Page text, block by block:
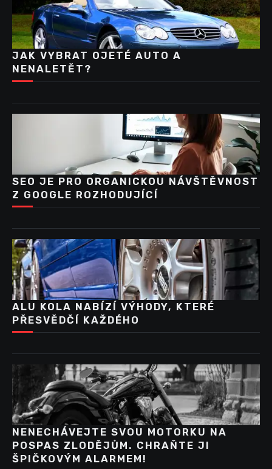
JAK VYBRAT OJETÉ AUTO A
NENALETĚT?
SEO JE PRO ORGANICKOU NÁVŠTĚVNOST
Z GOOGLE ROZHODUJÍCÍ
ALU KOLA NABÍZÍ VÝHODY, KTERÉ
PŘESVĚDČÍ KAŽDÉHO
NENECHÁVEJTE SVOU MOTORKU NA
POSPAS ZLODĚJŮM. CHRAŇTE JI
ŠPIČKOVÝM ALARMEM!